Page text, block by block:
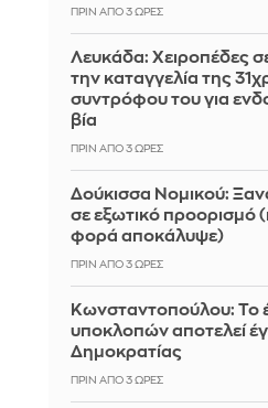
ΠΡΙΝ ΑΠΌ 3 ΏΡΕΣ
Λευκάδα: Χειροπέδες
την καταγγελία της
συντρόφου του για
βία
ΠΡΙΝ ΑΠΌ 3 ΏΡΕΣ
Δούκισσα Νομικού:
σε εξωτικό προορισμό
φορά αποκάλυψε)
ΠΡΙΝ ΑΠΌ 3 ΏΡΕΣ
Κωνσταντοπούλου: Το
υποκλοπών αποτελεί
Δημοκρατίας
ΠΡΙΝ ΑΠΌ 3 ΏΡΕΣ